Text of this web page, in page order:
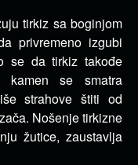
tirkiz sa boginjom
privremeno izgubi
se da tirkiz takođe
se smatra
strahove štiti od
Nošenje tirkizne
žutice, zaustavlja